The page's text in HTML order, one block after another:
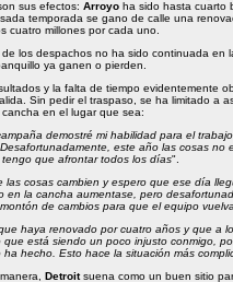
sus efectos: Arroyo ha sido hasta cuarto
temporada se gano de calle una
cuatro millones por cada uno.
los despachos no ha sido continuada en
ya ganen o pierden.
y la falta de tiempo evidentemente
Sin pedir el traspaso, se ha limitado a
en el lugar que sea:
demostré mi habilidad para el
este año las cosas no
que afrontar todos los días".
las cosas cambien y espero que ese día
en la cancha aumentase, pero
de cambios para que el equipo
haya renovado por cuatro años y que a
que está siendo un poco injusto conmigo,
ha hecho. Esto hace la situación más
Detroitsuena como un buen sitio